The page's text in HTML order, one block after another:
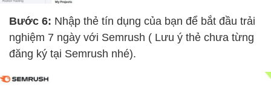
Bước 6: Nhập thẻ tín dụng của bạn để bắt đầu trải
nghiệm 7 ngày với Semrush ( Lưu ý thẻ chưa từng
đăng ký tại Semrush nhé).